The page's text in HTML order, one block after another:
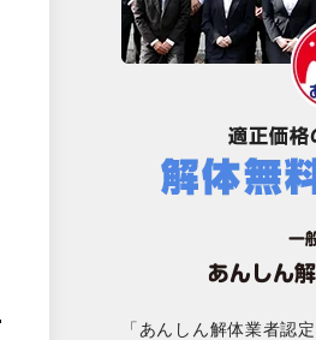
「あんしん解体業者認